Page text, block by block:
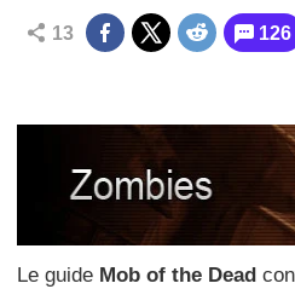
13 126
Le guide Mob of the Dead